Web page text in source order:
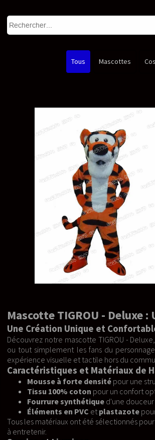
search
Armures Luxury Edition
TIGROU -
Mascottes
799.00 €
Délais de
Taille :
Quantité :
- +
Ajouter au panier
: Un Costume
- Deluxe, un costume d'exception qui
emblématique. Conçu pour les
commun.
de Haute Qualité
une structure durable et stable.
confort optimal.
douceur incomparable.
pour des détails réalistes.
pour garantir à la fois esthétique et